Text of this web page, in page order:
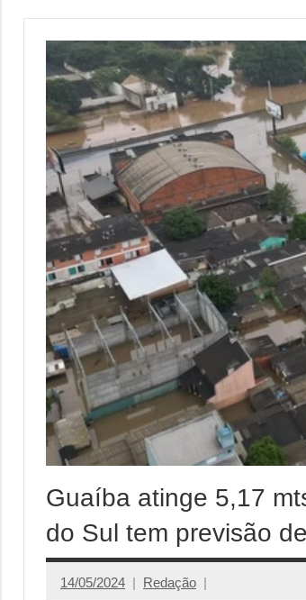
Guaíba atinge 5,17
do Sul tem previsão
14/05/2024 Redação